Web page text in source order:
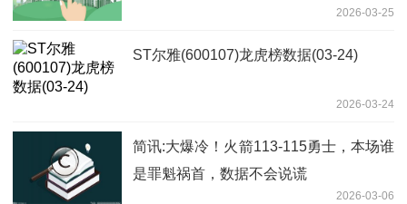
2026-03-25
ST尔雅(600107)龙虎榜数据(03-24)
2026-03-24
简讯:大爆冷！火箭113-115勇士，本场谁
是罪魁祸首，数据不会说谎
2026-03-06